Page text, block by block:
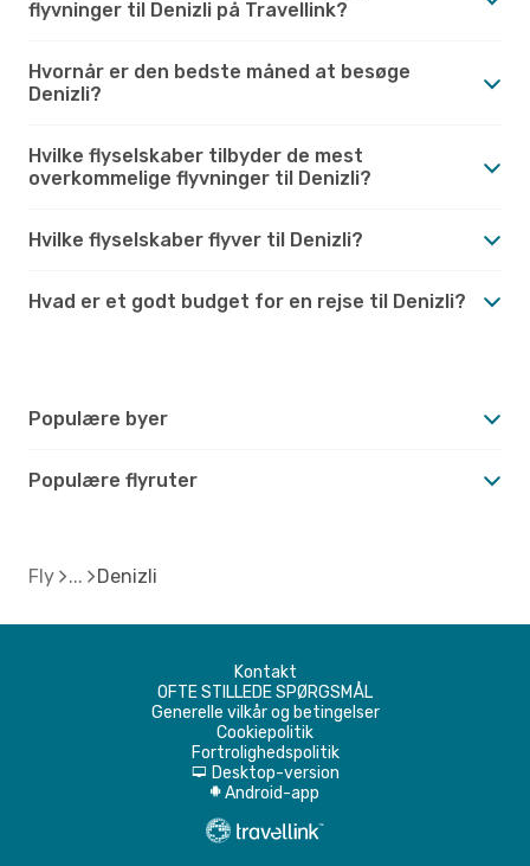
flyvninger til Denizli på Travellink?
Hvornår er den bedste måned at besøge
Denizli?
Hvilke flyselskaber tilbyder de mest
overkommelige flyvninger til Denizli?
Hvilke flyselskaber flyver til Denizli?
Hvad er et godt budget for en rejse til Denizli?
Populære byer
Populære flyruter
Fly Denizli
Kontakt
OFTE STILLEDE SPØRGSMÅL
Generelle vilkår og betingelser
Cookiepolitik
Fortrolighedspolitik
d Desktop-version
A Android-app